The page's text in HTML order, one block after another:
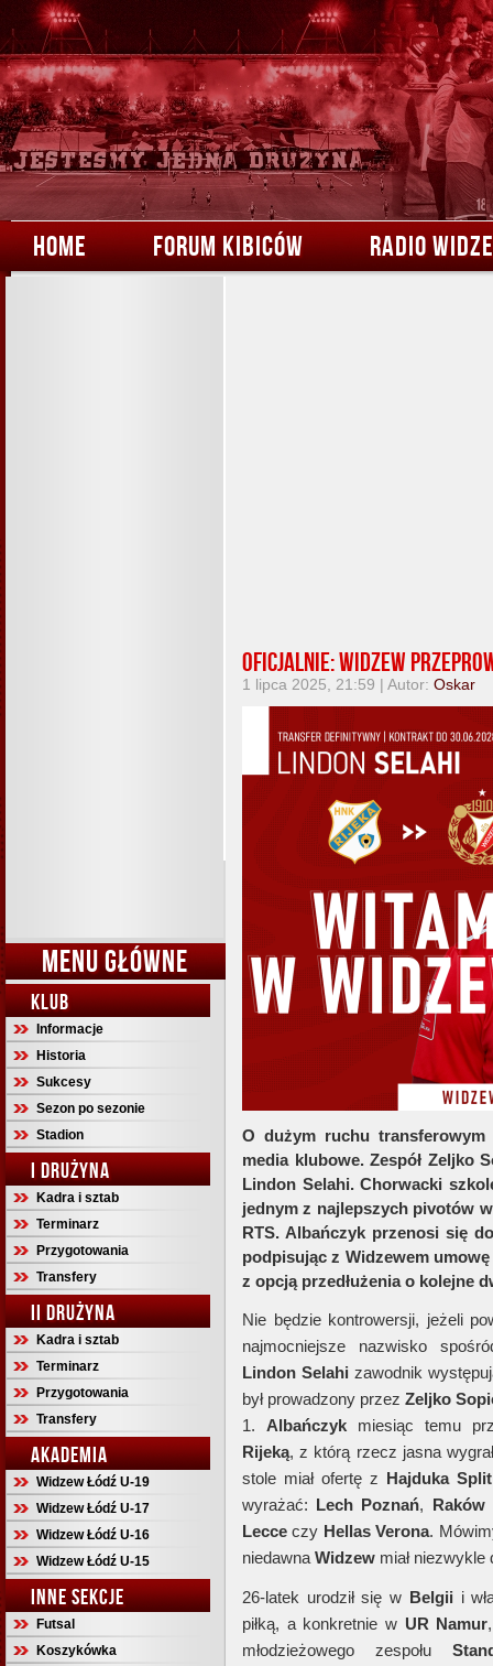
HOME FORUM KIBICÓW RADIO
MENU GŁÓWNE
KLUB
Informacje
Historia
Sukcesy
Sezon po sezonie
Stadion
I DRUŻYNA
Kadra i sztab
Terminarz
Przygotowania
Transfery
II DRUŻYNA
Kadra i sztab
Terminarz
Przygotowania
Transfery
AKADEMIA
Widzew Łódź U-19
Widzew Łódź U-17
Widzew Łódź U-16
Widzew Łódź U-15
INNE SEKCJE
Futsal
Koszykówka
Oficjalnie: Widzew
1 lipca 2025, 21:59 | Autor: Oskar
O dużym ruchu transferowym
media klubowe. Zespół Zeljko
Lindon Selahi. Chorwacki
jednym z najlepszych pivotów
RTS. Albańczyk przenosi się
podpisując z Widzewem
z opcją przedłużenia o kolejne
Nie będzie kontrowersji, jeżeli
najmocniejsze nazwisko
Lindon Selahi zawodnik
był prowadzony przez Zeljko
1. Albańczyk miesiąc temu
Rijeką, z którą rzecz jasna
stole miał ofertę z Hajduka Split
wyrażać: Lech Poznań, Raków
Lecce czy Hellas Verona.
niedawna Widzew miał niezwykle
26-latek urodził się w Belgii i
piłką, a konkretnie w UR Namur
młodzieżowego zespołu